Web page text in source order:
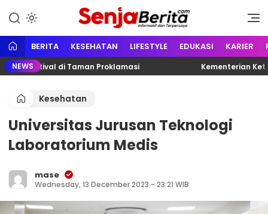
konten
Senja Berita
Portal media berita online yang
informatif, edukatif dan
terpercaya
BERITA KESEHATAN LIFESTYLE EDUKASI KARIER
NEWS
Festival di Taman Proklamasi Kementerian
Kesehatan
Universitas Jurusan Teknologi
Laboratorium Medis
mase
Wednesday, 13 December 2023 - 23:21 WIB